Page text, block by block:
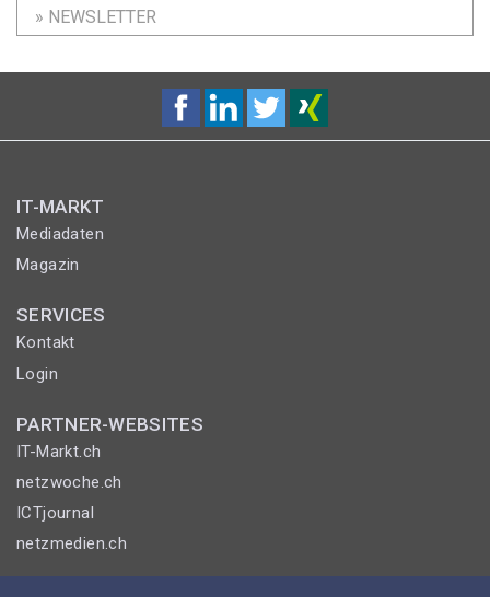
» NEWSLETTER
IT-MARKT
Mediadaten
Magazin
SERVICES
Kontakt
Login
PARTNER-WEBSITES
IT-Markt.ch
netzwoche.ch
ICTjournal
netzmedien.ch